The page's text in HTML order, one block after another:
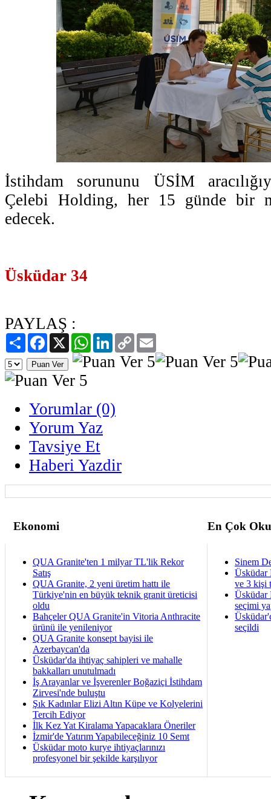
İstihdam sorununu ÜSİM
Çelebi Holding, her 15 günde bir
edecek.
Üsküdar 34
PAYLAŞ :
PaylaşFacebook
X WhatsAppLinkedIn
Copy
Link
Yorumlar (0)
Yorum Yaz
Tavsiye Et
Haberi Yazdir
Ekonomi En Çok
QUA Granite'ten 1 milyar TL'lik Rekor
Satış
QUA Granite, 2 yeni üretim hattı ile
Türkiye'nin en büyük teknik granit üreticisi
oldu
Bahçeler QUA Granite'in Vitoria Anthracite
ürünü ile yenileniyor
QUA Granite konsept bayisi ile
Azerbaycan'da
Üsküdar'da ihtiyaç sahipleri ve mahalle
bakkalları unutulmadı
İş Arayanlar ve İşverenler Boğaziçi İstihdam
Zirvesi'nde buluştu
Şık Kadınlar Elizi Altın Küpe ve Kolyelerini
Tercih Ediyor
İlk Kez Yat Kiralama Yapacaklara Öneriler
İzmir'de Yatırım Yapabileceğiniz 10 Semt
Üsküdar moto kurye ihtiyaçlarınızı
profesyonel bir şekilde karşılıyor
Sinem
Üsküdar
ve 3 kişi
Üsküdar
seçimi
seçildi